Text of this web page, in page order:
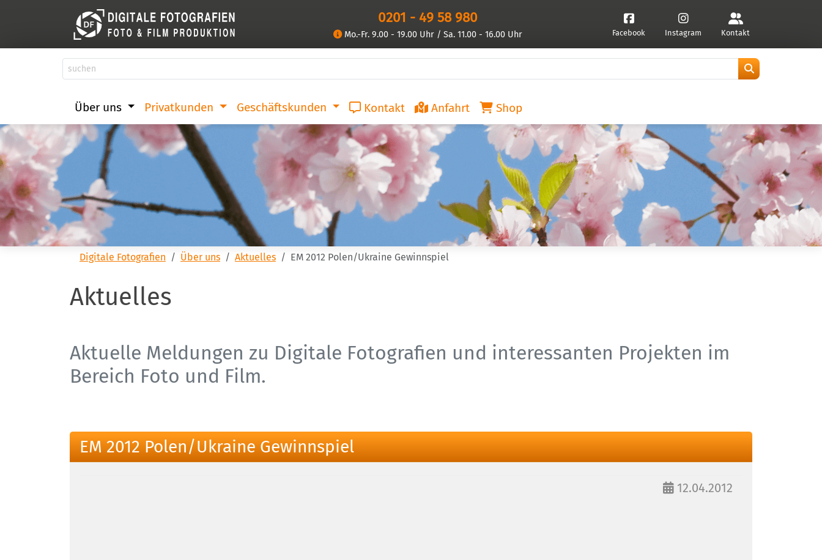
0201 - 49 58 980
Mo.-Fr. 9.00 - 19.00 Uhr / Sa. 11.00 - 16.00 Uhr Facebook Instagram Kontakt
Über uns Privatkunden Geschäftskunden Kontakt Anfahrt Shop
Digitale Fotografien Über uns Aktuelles EM 2012 Polen/Ukraine Gewinnspiel
Aktuelles
Aktuelle Meldungen zu Digitale Fotografien und interessanten Projekten im
Bereich Foto und Film.
EM 2012 Polen/Ukraine Gewinnspiel
12.04.2012